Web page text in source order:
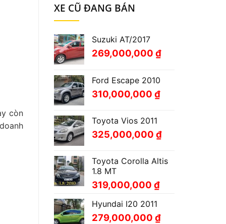
còn
XE CŨ ĐANG BÁN
Suzuki AT/2017
269,000,000 ₫
Ford Escape 2010
310,000,000 ₫
Toyota Vios 2011
325,000,000 ₫
Toyota Corolla Altis
1.8 MT
319,000,000 ₫
Hyundai I20 2011
279,000,000 ₫